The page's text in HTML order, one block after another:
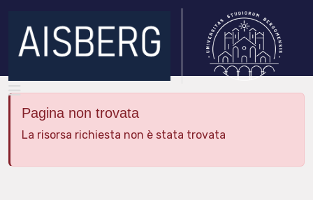
Pagina non trovata
La risorsa richiesta non è stata trovata